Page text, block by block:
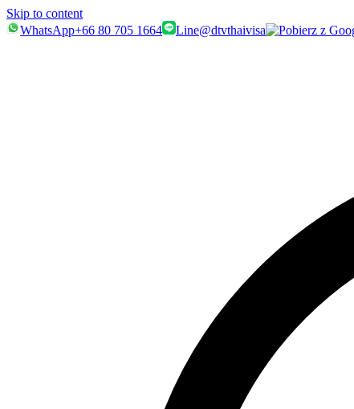
Skip to content
WhatsApp+66 80 705 1664 Line@dtvthaivisa